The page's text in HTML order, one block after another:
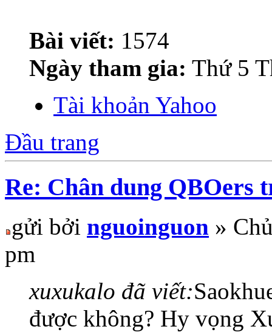
Bài viết: 1574
Ngày tham gia: Thứ 5
Tài khoản Yahoo
Đầu trang
Re: Chân dung QBOers
gửi bởi nguoinguon »
pm
xuxukalo đã viết:
được không? Hy vọng